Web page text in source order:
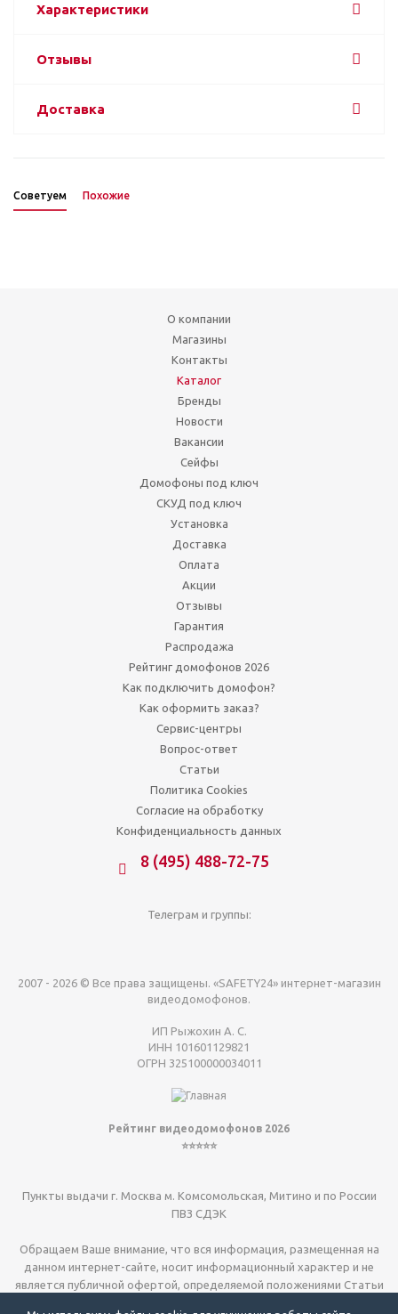
Характеристики
Отзывы
Доставка
Советуем Похожие
О компании
Магазины
Контакты
Каталог
Бренды
Новости
Вакансии
Сейфы
Домофоны под ключ
СКУД под ключ
Установка
Доставка
Оплата
Акции
Отзывы
Гарантия
Распродажа
Рейтинг домофонов 2026
Как подключить домофон?
Как оформить заказ?
Сервис-центры
Вопрос-ответ
Статьи
Политика Cookies
Согласие на обработку
Конфиденциальность данных
8 (495) 488-72-75
Телеграм и группы:
2007 - 2026 © Все права защищены. «SAFETY24» интернет-магазин
видеодомофонов.
ИП Рыжохин А. С.
ИНН 101601129821
ОГРН 325100000034011
Рейтинг видеодомофонов 2026
⭐⭐⭐⭐⭐
Пункты выдачи г. Москва м. Комсомольская, Митино и по России
ПВЗ СДЭК
Обращаем Ваше внимание, что вся информация, размещенная на
данном интернет-сайте, носит информационный характер и не
является публичной офертой, определяемой положениями Статьи